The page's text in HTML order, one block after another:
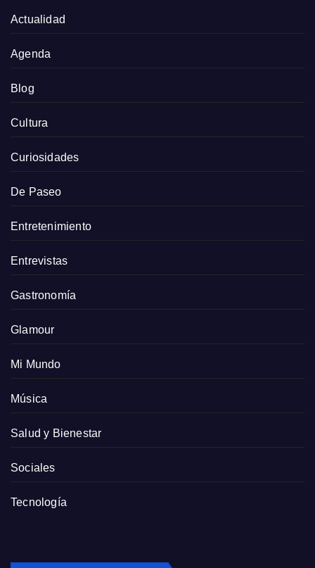
Actualidad
Agenda
Blog
Cultura
Curiosidades
De Paseo
Entretenimiento
Entrevistas
Gastronomía
Glamour
Mi Mundo
Música
Salud y Bienestar
Sociales
Tecnología